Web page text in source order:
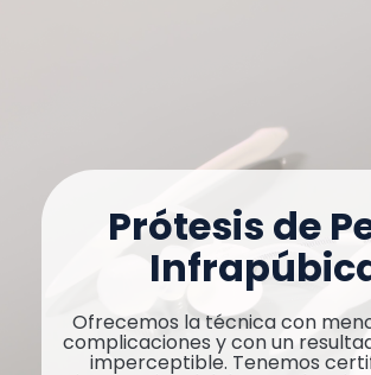
Prótesis de
Ofrecemos la técnica con
complicaciones y con un
imperceptible. Tenemos